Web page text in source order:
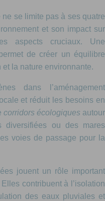
se limite pas à ses quatre
et son impact sur
aspects cruciaux. Une
de créer un équilibre
et la nature environnante.
dans l’aménagement
et réduit les besoins en
corridors écologiques autour
diversifiées ou des mares
voies de passage pour la
jouent un rôle important
contribuent à l’isolation
des eaux pluviales et